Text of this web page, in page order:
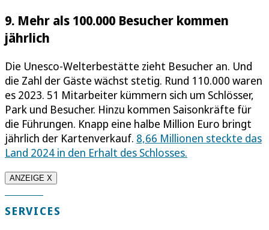
9. Mehr als 100.000 Besucher kommen
jährlich
Die Unesco-Welterbestätte zieht Besucher an. Und
die Zahl der Gäste wächst stetig. Rund 110.000 waren
es 2023. 51 Mitarbeiter kümmern sich um Schlösser,
Park und Besucher. Hinzu kommen Saisonkräfte für
die Führungen. Knapp eine halbe Million Euro bringt
jährlich der Kartenverkauf. 8,66 Millionen steckte das
Land 2024 in den Erhalt des Schlosses.
ANZEIGE X
SERVICES